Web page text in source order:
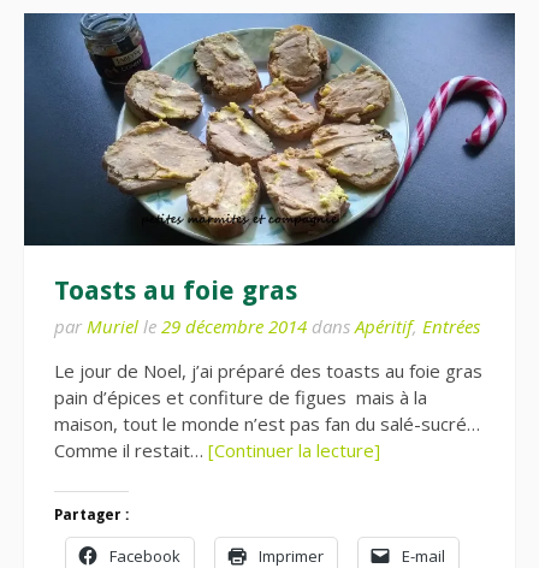
Toasts au foie gras
par Muriel le 29 décembre 2014 dansApéritif, Entrées
Le jour de Noel, j’ai préparé des toasts au foie gras
pain d’épices et confiture de figues mais à la
maison, tout le monde n’est pas fan du salé-sucré…
Comme il restait… [Continuer la lecture]
Partager :
Facebook Imprimer E-mail